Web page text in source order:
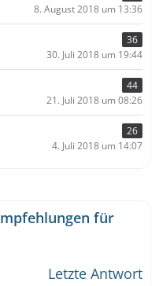
8. August 2018 um 13:36
36
30. Juli 2018 um 19:44
44
21. Juli 2018 um 08:26
26
4. Juli 2018 um 14:07
für
Letzte Antwort